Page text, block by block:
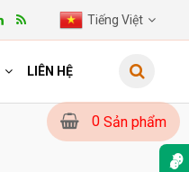
0 Sản phẩm
Tiếng Việt
LIÊN HỆ